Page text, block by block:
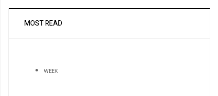
MOST READ
WEEK